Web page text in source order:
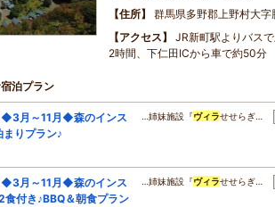
住所
群馬県多野郡上野村大字
アクセス
JR新町駅よりバス
2時間、下仁田ICから車で約50分
宿泊プラン
◆3月～11月◆森のインス
りプラン♪
…姉妹施設『ヴィラせせらぎ…
◆3月～11月◆森のインス
食付き♪BBQ＆朝食プラン
…姉妹施設『ヴィラせせらぎ…